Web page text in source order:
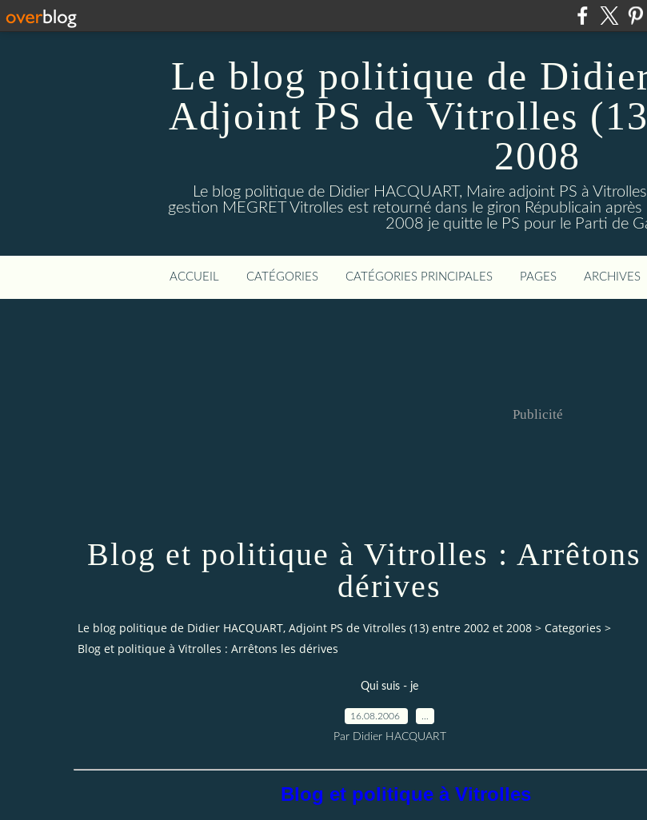
Le blog politique de
Adjoint PS de Vitrolles
2008
Le blog politique de Didier HACQUART, Maire adjoint PS à
gestion MEGRET Vitrolles est retourné dans le giron Républicain
2008 je quitte le PS pour le Parti de
ACCUEIL CATÉGORIES CATÉGORIES PRINCIPALES PAGES ARCHIVES
Publicité
Blog et politique à Vitrolles : Arrêtons
dérives
Le blog politique de Didier HACQUART, Adjoint PS de Vitrolles (13) entre 2002 et 2008 > Categories >
Blog et politique à Vitrolles : Arrêtons les dérives
Qui suis - je
16.08.2006
Par Didier HACQUART
Blog et politique à Vitrolles